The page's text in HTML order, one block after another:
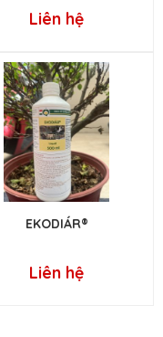
Liên hệ
EKODIÁR®
Liên hệ